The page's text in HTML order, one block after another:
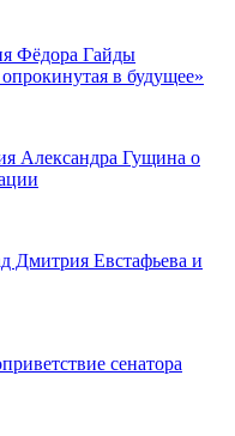
Фёдора Гайды
в будущее»
Александра Гущина о
Дмитрия Евстафьева и
сенатора